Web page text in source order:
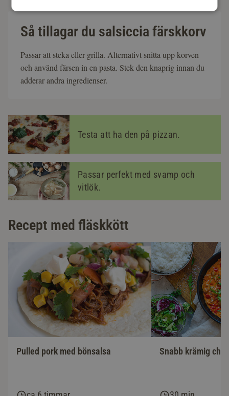
Så tillagar du salsiccia färskkorv
Passar att steka eller grilla. Alternativt snitta upp korven
och använd färsen in en pasta. Stek den knaprig innan du
adderar andra ingredienser.
Testa att ha den på pizzan.
Passar perfekt med svamp och
vitlök.
Recept med fläskkött
Pulled pork med bönsalsa Snabb krämig